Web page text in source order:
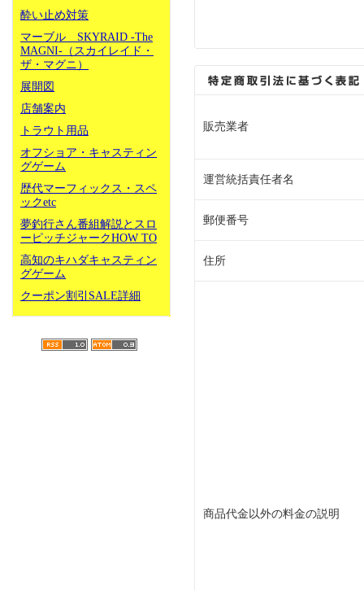
酔い止め対策
マーブル SKYRAID -The
MAGNI-（スカイレイド・
ザ・マグニ）
展開図
店舗案内
トラウト用品
オフショア・キャスティン
グゲーム
歴代マーフィックス・スペ
ックetc
夢釣行さん番組解説とスロ
ーピッチジャークHOW TO
高知のキハダキャスティン
グゲーム
クーポン割引SALE詳細
販売業者
運営統括責任者名
郵便番号
住所
商品代金以外の料金の説明